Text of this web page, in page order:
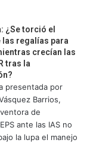
¿Se torció el
las regalías para
crecían las
tras la
presentada por
Barrios,
de
ante las IAS no
la lupa el manejo